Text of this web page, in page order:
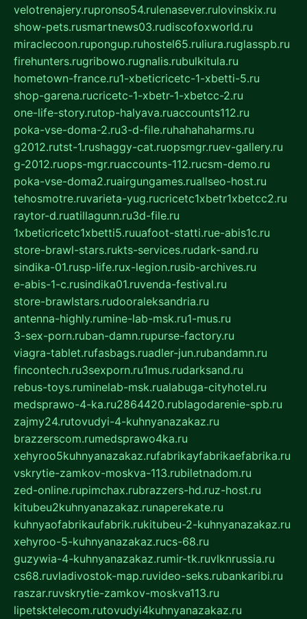
velotrenajery.rupronso54.rulenasever.rulovinskix.ru
show-pets.rusmartnews03.rudiscofoxworld.ru
miraclecoon.rupongup.ruhostel65.ruliura.ruglasspb.ru
firehunters.rugribowo.rugnalis.rubulkitula.ru
hometown-france.ru1-xbeticricetc-1-xbetti-5.ru
shop-garena.rucricetc-1-xbetr-1-xbetcc-2.ru
one-life-story.rutop-halyava.ruaccounts112.ru
poka-vse-doma-2.ru3-d-file.ruhahahaharms.ru
g2012.rutst-1.rushaggy-cat.ruopsmgr.ruev-gallery.ru
g-2012.ruops-mgr.ruaccounts-112.rucsm-demo.ru
poka-vse-doma2.ruairgungames.ruallseo-host.ru
tehosmotre.ruvarieta-yug.rucricetc1xbetr1xbetcc2.ru
raytor-d.ruatillagunn.ru3d-file.ru
1xbeticricetc1xbetti5.ruuafoot-statti.rue-abis1c.ru
store-brawl-stars.rukts-services.rudark-sand.ru
sindika-01.rusp-life.rux-legion.rusib-archives.ru
e-abis-1-c.rusindika01.ruvenda-festival.ru
store-brawlstars.rudooraleksandria.ru
antenna-highly.rumine-lab-msk.ru1-mus.ru
3-sex-porn.ruban-damn.rupurse-factory.ru
viagra-tablet.rufasbags.ruadler-jun.rubandamn.ru
fincontech.ru3sexporn.ru1mus.rudarksand.ru
rebus-toys.ruminelab-msk.rualabuga-cityhotel.ru
medsprawo-4-ka.ru2864420.rublagodarenie-spb.ru
zajmy24.rutovudyi-4-kuhnyanazakaz.ru
brazzerscom.rumedsprawo4ka.ru
xehyroo5kuhnyanazakaz.rufabrikayfabrikaefabrika.ru
vskrytie-zamkov-moskva-113.rubiletnadom.ru
zed-online.rupimchax.rubrazzers-hd.ruz-host.ru
kitubeu2kuhnyanazakaz.runaperekate.ru
kuhnyaofabrikaufabrik.rukitubeu-2-kuhnyanazakaz.ru
xehyroo-5-kuhnyanazakaz.rucs-68.ru
guzywia-4-kuhnyanazakaz.rumir-tk.ruvlknrussia.ru
cs68.ruvladivostok-map.ruvideo-seks.rubankaribi.ru
raszar.ruvskrytie-zamkov-moskva113.ru
lipetsktelecom.rutovudyi4kuhnyanazakaz.ru